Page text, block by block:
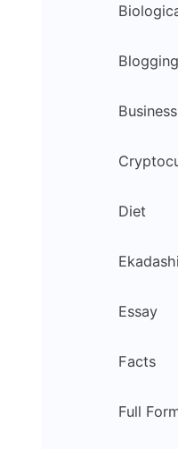
Blogging
Business
Diet
Ekadashi
Essay
Facts
Full